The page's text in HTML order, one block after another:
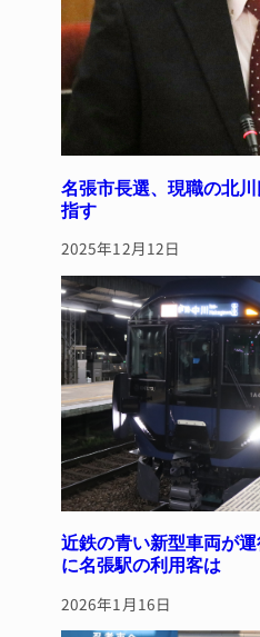
名張市長選、現職の北
指す
2025年12月12日
近鉄の青い新型車両が
に名張駅の利用客は
2026年1月16日